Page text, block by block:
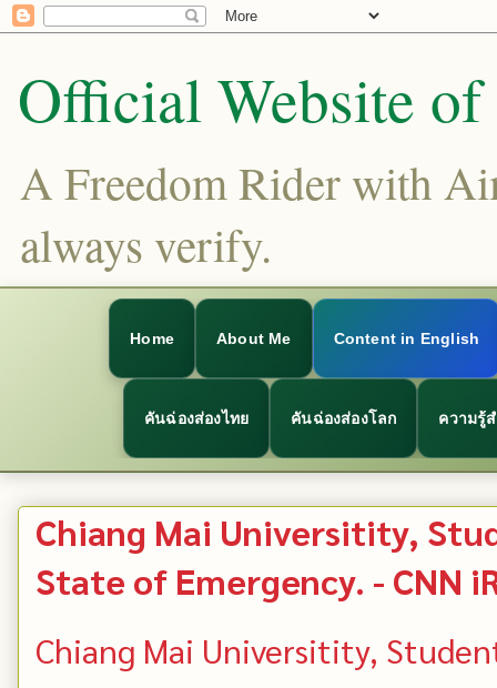
Official Website
A Freedom Rider with
always verify.
Home About Me Content in English
คันฉ่องส่องไทย คันฉ่องส่องโลก ความรู้
Chiang Mai Universitity,
State of Emergency. - CNN
Chiang Mai Universitity,